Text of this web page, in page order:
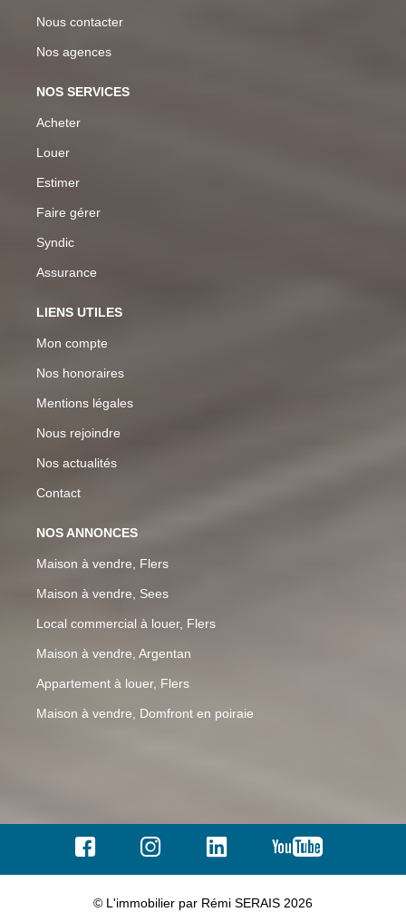
Nous contacter
Nos agences
NOS SERVICES
Acheter
Louer
Estimer
Faire gérer
Syndic
Assurance
LIENS UTILES
Mon compte
Nos honoraires
Mentions légales
Nous rejoindre
Nos actualités
Contact
NOS ANNONCES
Maison à vendre, Flers
Maison à vendre, Sees
Local commercial à louer, Flers
Maison à vendre, Argentan
Appartement à louer, Flers
Maison à vendre, Domfront en poiraie
© L'immobilier par Rémi SERAIS 2026